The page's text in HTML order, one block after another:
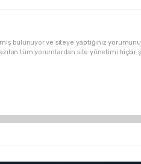
bulunuyor ve siteye yaptığınız
tüm yorumlardan site yönetimi